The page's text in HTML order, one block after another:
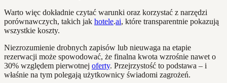
Warto więc dokładnie czytać warunki oraz korzystać z narzędzi
porównawczych, takich jak hotele.ai, które transparentnie pokazują
wszystkie koszty.
Niezrozumienie drobnych zapisów lub nieuwaga na etapie
rezerwacji może spowodować, że finalna kwota wzrośnie nawet o
30% względem pierwotnej oferty. Przejrzystość to podstawa – i
właśnie na tym polegają użytkownicy świadomi zagrożeń.